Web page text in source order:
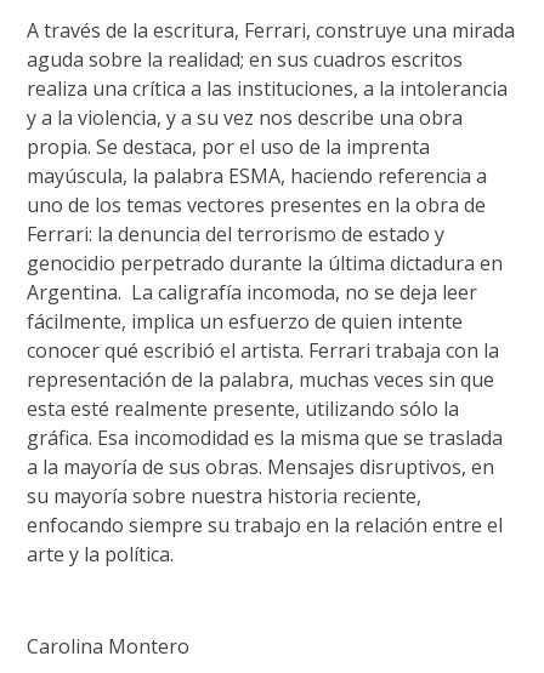
A través de la escritura, Ferrari, construye una mirada
aguda sobre la realidad; en sus cuadros escritos
realiza una crítica a las instituciones, a la intolerancia
y a la violencia, y a su vez nos describe una obra
propia. Se destaca, por el uso de la imprenta
mayúscula, la palabra ESMA, haciendo referencia a
uno de los temas vectores presentes en la obra de
Ferrari: la denuncia del terrorismo de estado y
genocidio perpetrado durante la última dictadura en
Argentina. La caligrafía incomoda, no se deja leer
fácilmente, implica un esfuerzo de quien intente
conocer qué escribió el artista. Ferrari trabaja con la
representación de la palabra, muchas veces sin que
esta esté realmente presente, utilizando sólo la
gráfica. Esa incomodidad es la misma que se traslada
a la mayoría de sus obras. Mensajes disruptivos, en
su mayoría sobre nuestra historia reciente,
enfocando siempre su trabajo en la relación entre el
arte y la política.
Carolina Montero